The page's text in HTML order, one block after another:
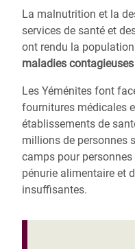
La malnutrition et la
services de santé et
ont rendu la population
maladies
Les Yéménites font
fournitures médicales
établissements de
millions de personnes
camps pour
pénurie alimentaire et
insuffisantes.